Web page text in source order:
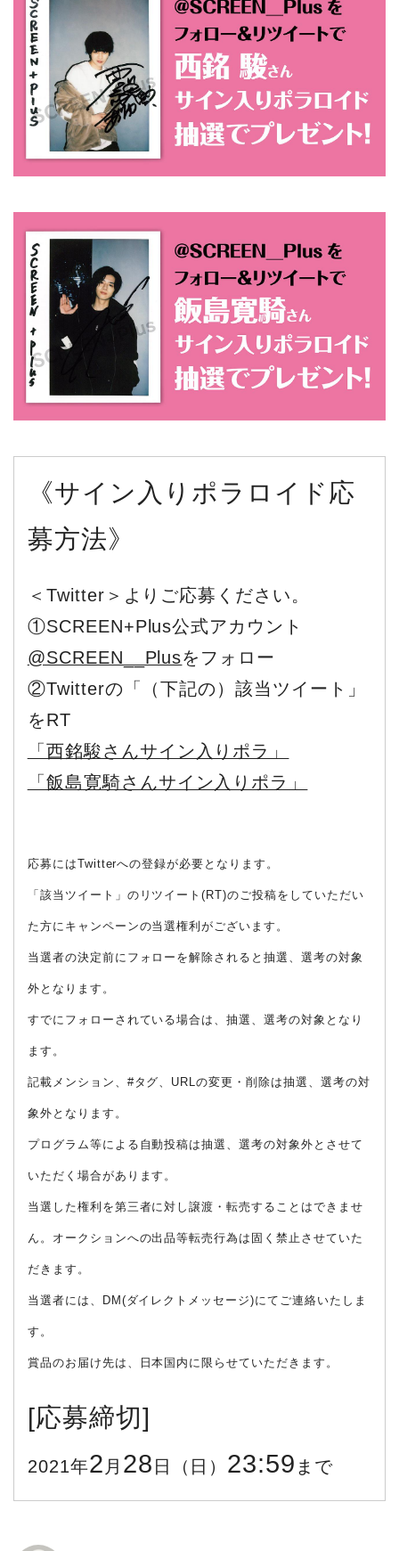
《サイン入りポラロイド応
募方法》
＜Twitter＞よりご応募ください。
①SCREEN+Plus公式アカウント
@SCREEN__Plusをフォロー
②Twitterの「（下記の）該当ツイート」
をRT
「西銘駿さんサイン入りポラ」
「飯島寛騎さんサイン入りポラ」
応募にはTwitterへの登録が必要となります。
「該当ツイート」のリツイート(RT)のご投稿をしていただい
た方にキャンペーンの当選権利がございます。
当選者の決定前にフォローを解除されると抽選、選考の対象
外となります。
すでにフォローされている場合は、抽選、選考の対象となり
ます。
記載メンション、#タグ、URLの変更・削除は抽選、選考の対
象外となります。
プログラム等による自動投稿は抽選、選考の対象外とさせて
いただく場合があります。
当選した権利を第三者に対し譲渡・転売することはできませ
ん。オークションへの出品等転売行為は固く禁止させていた
だきます。
当選者には、DM(ダイレクトメッセージ)にてご連絡いたしま
す。
賞品のお届け先は、日本国内に限らせていただきます。
[応募締切]
2021年2 月 28 日（日） 23:59 まで